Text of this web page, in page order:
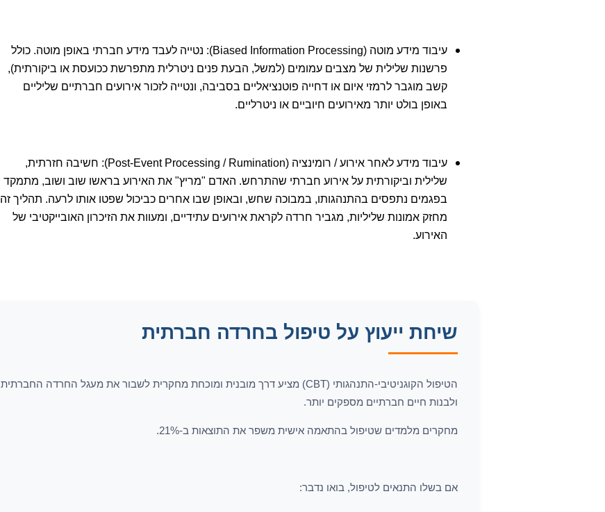
עיבוד מידע מוטה (Biased Information Processing): נטייה לעבד מידע חברתי באופן מוטה. כולל
פרשנות שלילית של מצבים עמומים (למשל, הבעת פנים ניטרלית מתפרשת ככועסת או ביקורתית),
קשב מוגבר לרמזי איום או דחייה פוטנציאליים בסביבה, ונטייה לזכור אירועים חברתיים שליליים
באופן בולט יותר מאירועים חיוביים או ניטרליים.
עיבוד מידע לאחר אירוע / רומינציה (Post-Event Processing / Rumination): חשיבה חזרתית,
שלילית וביקורתית על אירוע חברתי שהתרחש. האדם "מריץ" את האירוע בראשו שוב ושוב, מתמקד
בפגמים נתפסים בהתנהגותו, במבוכה שחש, ובאופן שבו אחרים כביכול שפטו אותו לרעה. תהליך זה
מחזק אמונות שליליות, מגביר חרדה לקראת אירועים עתידיים, ומעוות את הזיכרון האובייקטיבי של
האירוע.
שיחת ייעוץ על טיפול בחרדה חברתית
הטיפול הקוגניטיבי-התנהגותי (CBT) מציע דרך מובנית ומוכחת מחקרית לשבור את מעגל החרדה החברתית
ולבנות חיים חברתיים מספקים יותר.
מחקרים מלמדים שטיפול בהתאמה אישית משפר את התוצאות ב-21%.
אם בשלו התנאים לטיפול, בואו נדבר: